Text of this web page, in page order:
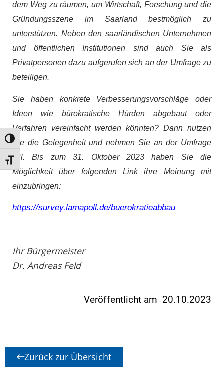
Umschalten auf hohe Kontraste
Schrift vergrößern
dem Weg zu räumen, um Wirtschaft, Forschung und die
Gründungsszene im Saarland bestmöglich zu
unterstützen. Neben den saarländischen Unternehmen
und öffentlichen Institutionen sind auch Sie als
Privatpersonen dazu aufgerufen sich an der Umfrage zu
beteiligen.
Sie haben konkrete Verbesserungsvorschläge oder
Ideen wie bürokratische Hürden abgebaut oder
Verfahren vereinfacht werden könnten? Dann nutzen
Sie die Gelegenheit und nehmen Sie an der Umfrage
teil. Bis zum 31. Oktober 2023 haben Sie die
Möglichkeit über folgenden Link ihre Meinung mit
einzubringen:
https://survey.lamapoll.de/buerokratieabbau
Ihr Bürgermeister
Dr. Andreas Feld
Veröffentlicht am 20.10.2023
Zurück zur Übersicht